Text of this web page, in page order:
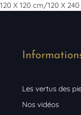
120 X 120 cm/120 X
Les vertus des
Nos vidéos